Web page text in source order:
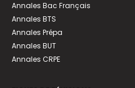
Annales Bac Français
Annales BTS
Annales Prépa
Annales BUT
Annales CRPE